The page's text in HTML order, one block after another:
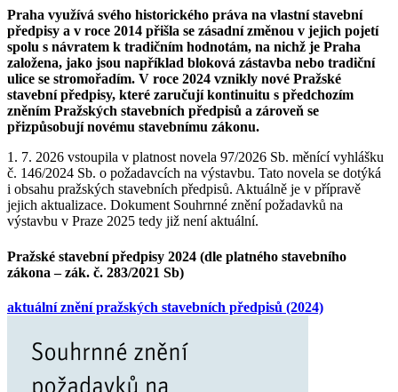
Praha využívá svého historického práva na vlastní stavební
předpisy a v roce 2014 přišla se zásadní změnou v jejich pojetí
spolu s návratem k tradičním hodnotám, na nichž je Praha
založena, jako jsou například bloková zástavba nebo tradiční
ulice se stromořadím. V roce 2024 vznikly nové Pražské
stavební předpisy, které zaručují kontinuitu s předchozím
zněním Pražských stavebních předpisů a zároveň se
přizpůsobují novému stavebnímu zákonu.
1. 7. 2026 vstoupila v platnost novela 97/2026 Sb. měnící vyhlášku
č. 146/2024 Sb. o požadavcích na výstavbu. Tato novela se dotýká
i obsahu pražských stavebních předpisů. Aktuálně je v přípravě
jejich aktualizace. Dokument Souhrnné znění požadavků na
výstavbu v Praze 2025 tedy již není aktuální.
Pražské stavební předpisy 2024 (dle platného stavebního
zákona – zák. č. 283/2021 Sb)
aktuální znění pražských stavebních předpisů (2024)